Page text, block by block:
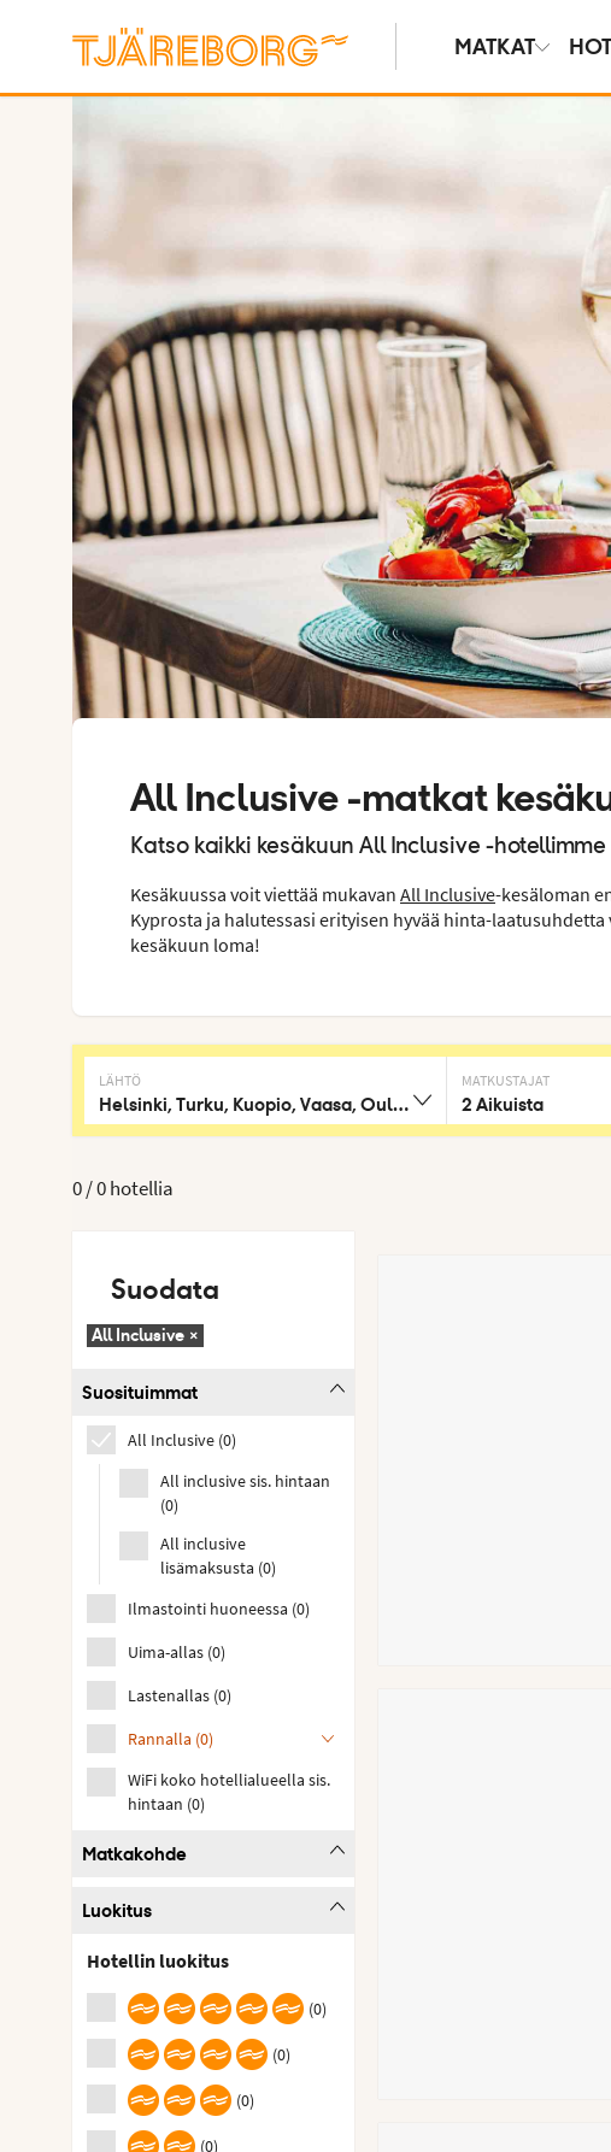
MATKAT
All Inclusive -matkat
Katso kaikki kesäkuun All Inclusive -hotellimme
Kesäkuussa voit viettää mukavan All Inclusive-kesäloman
Kyprosta ja halutessasi erityisen hyvää hinta-
kesäkuun loma!
LÄHTÖ
Helsinki, Turku, Kuopio, Vaasa, Oulu, Tampere
MATKUSTAJAT
2 Aikuista
0 /0 hotellia
Suodata
All Inclusive ×
Suosituimmat
All Inclusive (0)
All inclusive sis. hintaan
(0)
All inclusive
lisämaksusta (0)
Ilmastointi huoneessa (0)
Uima-allas (0)
Lastenallas (0)
Rannalla (0)
WiFi koko hotellialueella sis.
hintaan (0)
Matkakohde
Luokitus
Hotellin luokitus
(0)
(0)
(0)
(0)